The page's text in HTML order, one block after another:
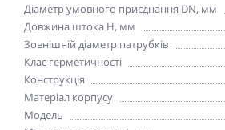
Діаметр умовного приєднання DN, мм
Довжина штока Н, мм
Зовнішній діаметр патрубків
Клас герметичності
Конструкція
Матеріал корпусу
Модель